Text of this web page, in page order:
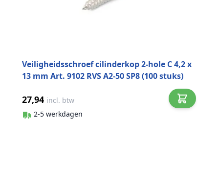
Veiligheidsschroef cilinderkop 2-hole C 4,2 x
13 mm Art. 9102 RVS A2-50 SP8 (100 stuks)
27,94 incl. btw
2-5 werkdagen